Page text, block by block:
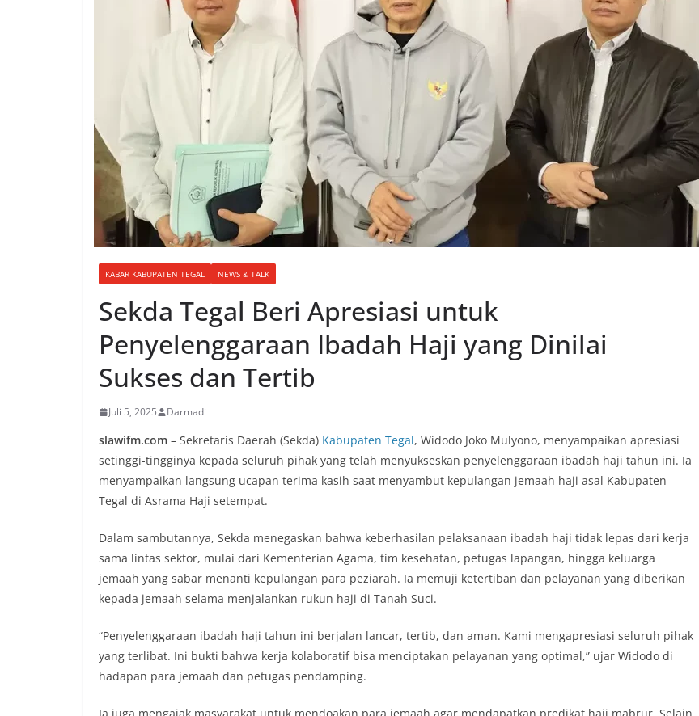
KABAR KABUPATEN TEGAL NEWS & TALK
Sekda Tegal Beri Apresiasi untuk
Penyelenggaraan Ibadah Haji yang Dinilai
Sukses dan Tertib
Juli 5, 2025 Darmadi
slawifm.com – Sekretaris Daerah (Sekda) Kabupaten Tegal, Widodo Joko Mulyono, menyampaikan apresiasi
setinggi-tingginya kepada seluruh pihak yang telah menyukseskan penyelenggaraan ibadah haji tahun ini. Ia
menyampaikan langsung ucapan terima kasih saat menyambut kepulangan jemaah haji asal Kabupaten
Tegal di Asrama Haji setempat.
Dalam sambutannya, Sekda menegaskan bahwa keberhasilan pelaksanaan ibadah haji tidak lepas dari kerja
sama lintas sektor, mulai dari Kementerian Agama, tim kesehatan, petugas lapangan, hingga keluarga
jemaah yang sabar menanti kepulangan para peziarah. Ia memuji ketertiban dan pelayanan yang diberikan
kepada jemaah selama menjalankan rukun haji di Tanah Suci.
“Penyelenggaraan ibadah haji tahun ini berjalan lancar, tertib, dan aman. Kami mengapresiasi seluruh pihak
yang terlibat. Ini bukti bahwa kerja kolaboratif bisa menciptakan pelayanan yang optimal,” ujar Widodo di
hadapan para jemaah dan petugas pendamping.